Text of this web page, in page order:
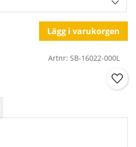
Lägg i varukorgen
Artnr: SB-16022-000L